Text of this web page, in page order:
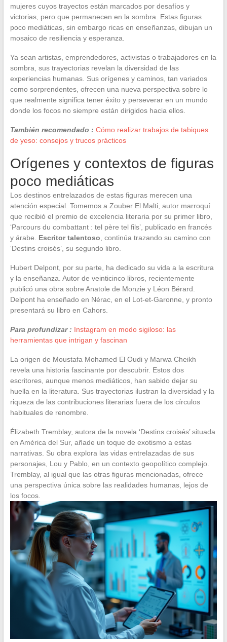
mujeres cuyos trayectos están marcados por desafíos y
victorias, pero que permanecen en la sombra. Estas figuras
poco mediáticas, sin embargo ricas en enseñanzas, dibujan un
mosaico de resiliencia y esperanza.
Ya sean artistas, emprendedores, activistas o trabajadores en la
sombra, sus trayectorias revelan la diversidad de las
experiencias humanas. Sus orígenes y caminos, tan variados
como sorprendentes, ofrecen una nueva perspectiva sobre lo
que realmente significa tener éxito y perseverar en un mundo
donde los focos no siempre están dirigidos hacia ellos.
También recomendado : Cómo realizar trabajos de tabiques
de yeso: consejos y trucos prácticos
Orígenes y contextos de figuras
poco mediáticas
Los destinos entrelazados de estas figuras merecen una
atención especial. Tomemos a Zouber El Malti, autor marroquí
que recibió el premio de excelencia literaria por su primer libro,
‘Parcours du combattant : tel père tel fils’, publicado en francés
y árabe. Escritor talentoso , continúa trazando su camino con
‘Destins croisés’, su segundo libro.
Hubert Delpont, por su parte, ha dedicado su vida a la escritura
y la enseñanza. Autor de veinticinco libros, recientemente
publicó una obra sobre Anatole de Monzie y Léon Bérard.
Delpont ha enseñado en Nérac, en el Lot-et-Garonne, y pronto
presentará su libro en Cahors.
Para profundizar : Instagram en modo sigiloso: las
herramientas que intrigan y fascinan
La origen de Moustafa Mohamed El Oudi y Marwa Cheikh
revela una historia fascinante por descubrir. Estos dos
escritores, aunque menos mediáticos, han sabido dejar su
huella en la literatura. Sus trayectorias ilustran la diversidad y la
riqueza de las contribuciones literarias fuera de los círculos
habituales de renombre.
Élizabeth Tremblay, autora de la novela ‘Destins croisés’ situada
en América del Sur, añade un toque de exotismo a estas
narrativas. Su obra explora las vidas entrelazadas de sus
personajes, Lou y Pablo, en un contexto geopolítico complejo.
Tremblay, al igual que las otras figuras mencionadas, ofrece
una perspectiva única sobre las realidades humanas, lejos de
los focos.